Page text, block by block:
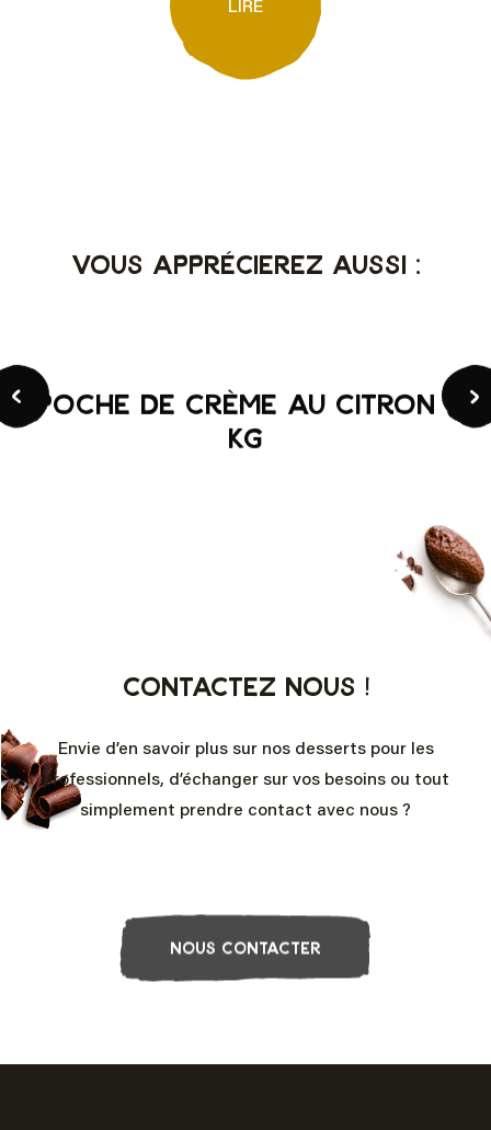
LIRE
Vous apprécierez aussi :
Poche de crème au citron 1
kg
Contactez nous !
Envie d’en savoir plus sur nos desserts pour les
professionnels, d’échanger sur vos besoins ou tout
simplement prendre contact avec nous ?
NOUS CONTACTER